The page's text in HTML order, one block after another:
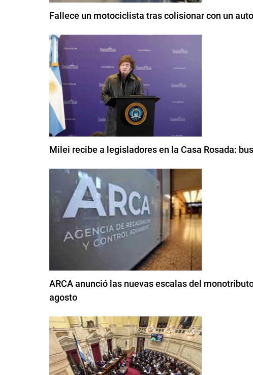
Fallece un motociclista tras colisionar con un
Milei recibe a legisladores en la Casa Rosada:
ARCA anunció las nuevas escalas del
agosto